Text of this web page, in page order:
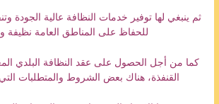
ثم ينبغي لها توفير خدمات النظافة عالية الجودة
للحفاظ على المناطق العامة نظيفة
كما من أجل الحصول على عقد النظافة البلدي
القنفذة، هناك بعض الشروط والمتطلبات